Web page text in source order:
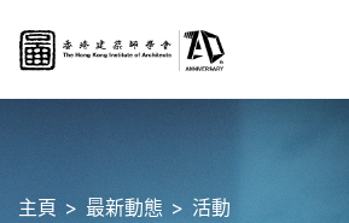
主頁 最新動態 活動